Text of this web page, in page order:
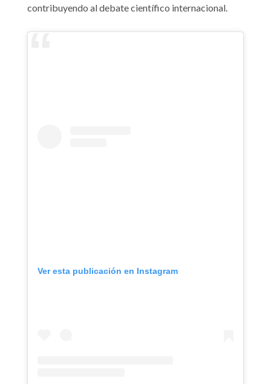
contribuyendo al debate científico internacional.
Ver esta publicación en Instagram